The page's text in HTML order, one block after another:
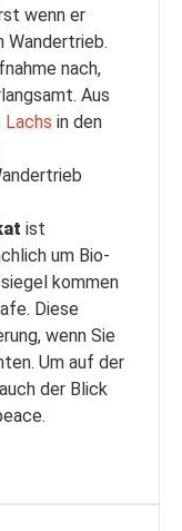
wenn er
Wandertrieb.
nach,
Aus
Lachs in den
ist
um Bio-
kommen
Diese
wenn Sie
Um auf der
der Blick